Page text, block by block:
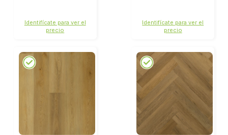
Identifícate para ver el
precio
Identifícate para ver el
precio